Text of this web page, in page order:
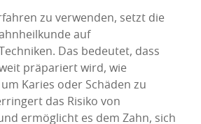
zu verwenden, setzt die
auf
Das bedeutet, dass
präpariert wird, wie
Karies oder Schäden zu
das Risiko von
ermöglicht es dem Zahn, sich